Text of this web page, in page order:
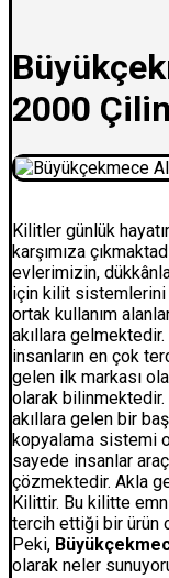
2000
Kilitler günlük
karşımıza
evlerimizin,
için kilit sistemlerini
ortak kullanım
akıllara
insanların en çok
gelen ilk markası
olarak
akıllara gelen bir
kopyalama sistemi
sayede insanlar
çözmektedir. Akla
Kilittir. Bu kilitte
tercih ettiği bir ürün
Peki,
olarak neler